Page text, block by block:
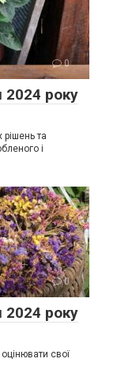
0
2024 року
та
і
0
2024 року
свої